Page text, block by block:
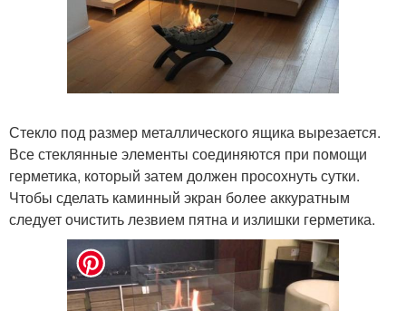
Стекло под размер металлического ящика вырезается.
Все стеклянные элементы соединяются при помощи
герметика, который затем должен просохнуть сутки.
Чтобы сделать каминный экран более аккуратным
следует очистить лезвием пятна и излишки герметика.